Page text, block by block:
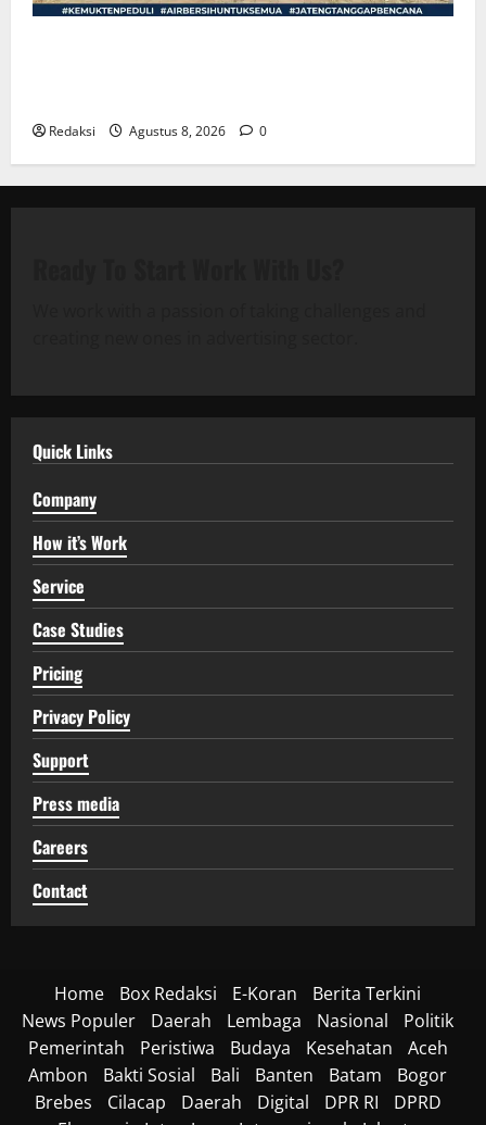
Redaksi Agustus 8, 2026 0
Quick Links
Company
How it’s Work
Service
Case Studies
Pricing
Privacy Policy
Support
Press media
Careers
Contact
Home Box Redaksi E-Koran
Berita Terkini
News Populer
Daerah Lembaga Nasional
Politik
Pemerintah
Peristiwa Budaya Kesehatan
Aceh
Ambon
Bakti Sosial Bali Banten Batam
Bogor
Brebes
Cilacap Daerah Digital DPR RI
DPRD